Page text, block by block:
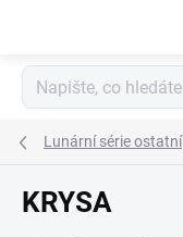
Lunární série ostatní
KRYSA